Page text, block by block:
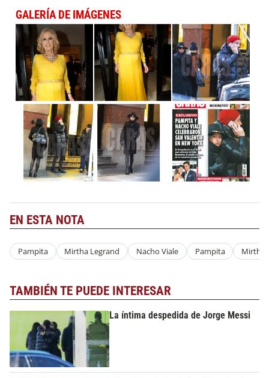
GALERÍA DE IMÁGENES
EN ESTA NOTA
Pampita Mirtha Legrand Nacho Viale Pampita Mirtha
TAMBIÉN TE PUEDE INTERESAR
La íntima despedida de Jorge Messi